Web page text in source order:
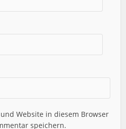
Website in diesem Browser
speichern.